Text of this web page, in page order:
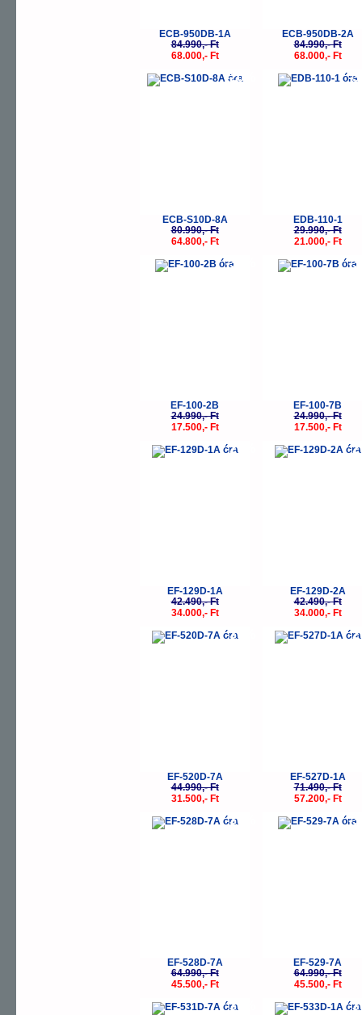
ECB-950DB-1A
84.990,- Ft
68.000,- Ft
ECB-950DB-2A
84.990,- Ft
68.000,- Ft
-20%
ECB-S10D-8A
80.990,- Ft
64.800,- Ft
-
EDB-110-1
29.990,- Ft
21.000,- Ft
-30%
EF-100-2B
24.990,- Ft
17.500,- Ft
-
EF-100-7B
24.990,- Ft
17.500,- Ft
-20%
EF-129D-1A
42.490,- Ft
34.000,- Ft
-
EF-129D-2A
42.490,- Ft
34.000,- Ft
-30%
EF-520D-7A
44.990,- Ft
31.500,- Ft
-
EF-527D-1A
71.490,- Ft
57.200,- Ft
-30%
EF-528D-7A
64.990,- Ft
45.500,- Ft
-
EF-529-7A
64.990,- Ft
45.500,- Ft
-30% -